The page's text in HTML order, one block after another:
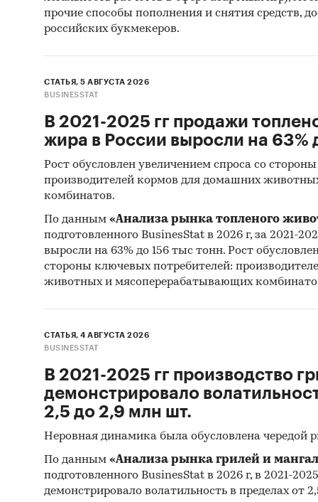
прочие способы пополнения и снятия средств,
российских букмекеров.
СТАТЬЯ, 5 АВГУСТА 2026
BUSINESSTAT
В 2021-2025 гг продажи
жира в России выросли на 63%
Рост обусловлен увеличением спроса со
производителей кормов для домашних
комбинатов.
По данным «Анализа рынка топленого
подготовленного BusinesStat в 2026 г, за 2021-
выросли на 63% до 156 тыс тонн. Рост
стороны ключевых потребителей:
животных и мясоперерабатывающих
СТАТЬЯ, 4 АВГУСТА 2026
BUSINESSTAT
В 2021-2025 гг производство
демонстрировало
2,5 до 2,9 млн шт.
Неровная динамика была обусловлена чередой
По данным «Анализа рынка грилей и
подготовленного BusinesStat в 2026 г, в 2021-
демонстрировало волатильность в пределах от